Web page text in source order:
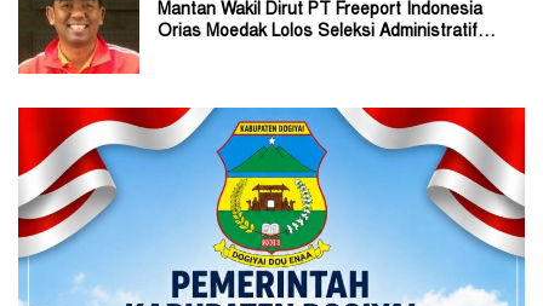
Mantan Wakil Dirut PT Freeport Indonesia
Orias Moedak Lolos Seleksi Administratif